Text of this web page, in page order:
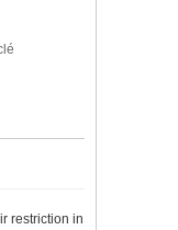
restriction in